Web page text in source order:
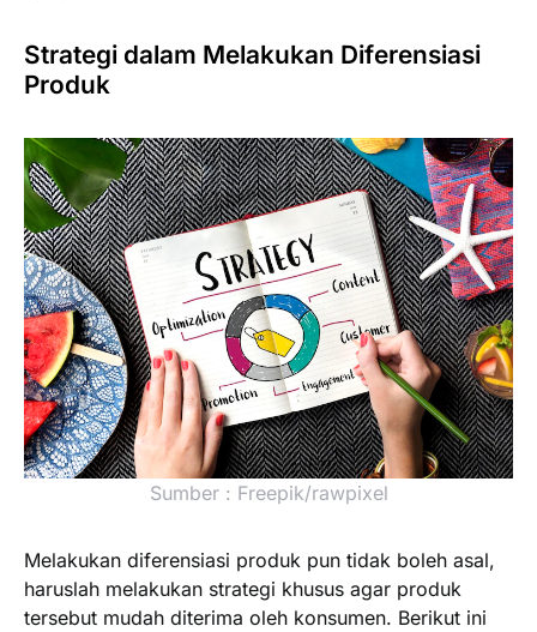
Strategi dalam Melakukan Diferensiasi
Produk
Sumber : Freepik/rawpixel
Melakukan diferensiasi produk pun tidak boleh asal,
haruslah melakukan strategi khusus agar produk
tersebut mudah diterima oleh konsumen. Berikut ini